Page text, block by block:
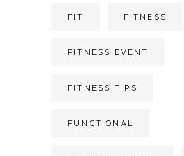
FIT FITNESS
FITNESS EVENT
FITNESS TIPS
FUNCTIONAL